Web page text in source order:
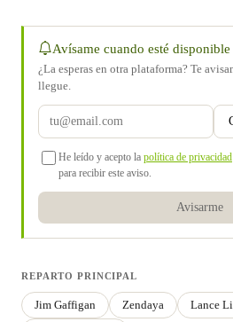
Avísame cuando esté disponible
¿La esperas en otra plataforma? Te
llegue.
He leído y acepto la política de privacidad
para recibir este aviso.
Avisarme
REPARTO PRINCIPAL
Jim Gaffigan Zendaya Lance